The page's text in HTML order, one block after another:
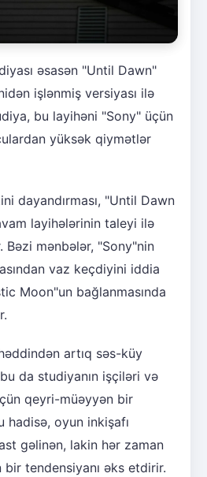
əsasən "Until Dawn"
işlənmiş versiyası ilə
bu layihəni "Sony" üçün
yüksək qiymətlər
dayandırması, "Until Dawn
layihələrinin taleyi ilə
Bəzi mənbələr, "Sony"nin
vaz keçdiyini iddia
Moon"un bağlanmasında
artıq səs-küy
da studiyanın işçiləri və
qeyri-müəyyən bir
hadisə, oyun inkişafı
gəlinən, lakin hər zaman
bir tendensiyanı əks etdirir.